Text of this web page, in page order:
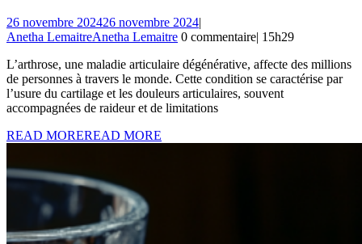
26 novembre 202426 novembre 2024
Anetha LemaitreAnetha Lemaitre 0 commentaire 15h29
L’arthrose, une maladie articulaire dégénérative, affecte des millions
de personnes à travers le monde. Cette condition se caractérise par
l’usure du cartilage et les douleurs articulaires, souvent
accompagnées de raideur et de limitations
READ MOREREAD MORE